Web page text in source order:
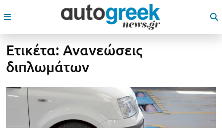
Ετικέτα: Ανανεώσεις
διπλωμάτων